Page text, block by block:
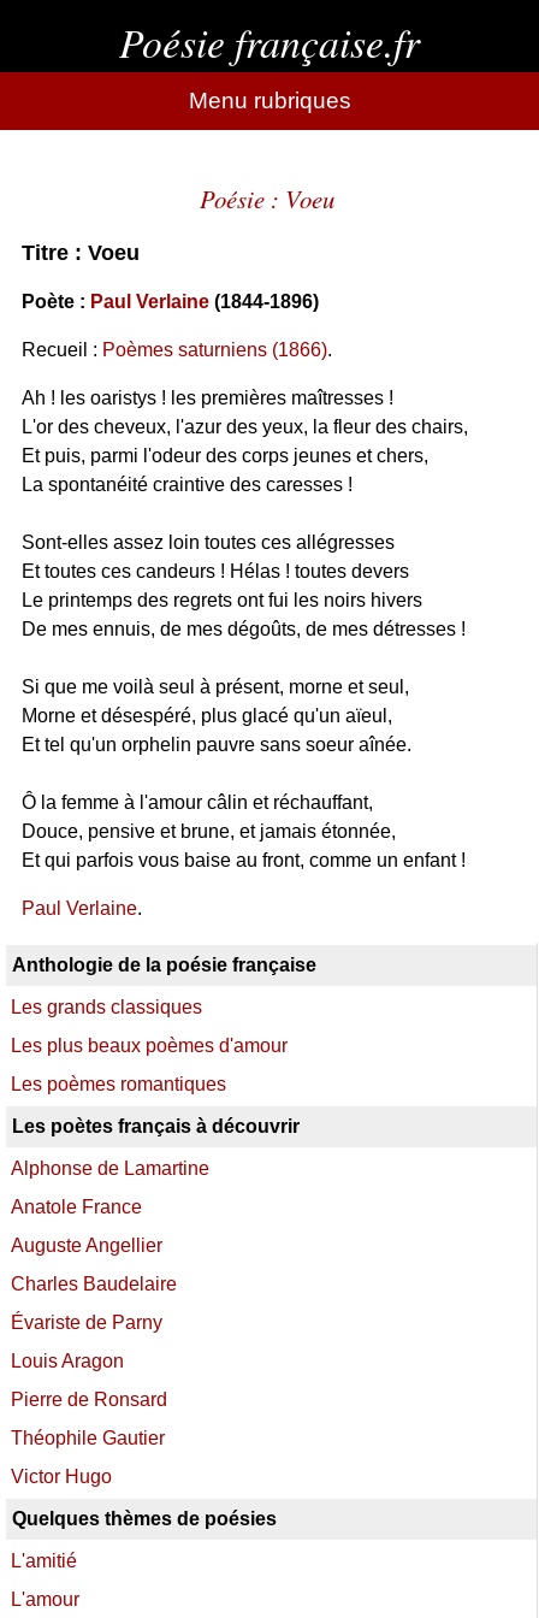
Poésie française.fr
Menu rubriques
Poésie : Voeu
Titre : Voeu
Poète : Paul Verlaine(1844-1896)
Recueil : Poèmes saturniens (1866).
Ah ! les oaristys ! les premières maîtresses !
L'or des cheveux, l'azur des yeux, la fleur des chairs,
Et puis, parmi l'odeur des corps jeunes et chers,
La spontanéité craintive des caresses !
Sont-elles assez loin toutes ces allégresses
Et toutes ces candeurs ! Hélas ! toutes devers
Le printemps des regrets ont fui les noirs hivers
De mes ennuis, de mes dégoûts, de mes détresses !
Si que me voilà seul à présent, morne et seul,
Morne et désespéré, plus glacé qu'un aïeul,
Et tel qu'un orphelin pauvre sans soeur aînée.
Ô la femme à l'amour câlin et réchauffant,
Douce, pensive et brune, et jamais étonnée,
Et qui parfois vous baise au front, comme un enfant !
Paul Verlaine.
Anthologie de la poésie française
Les grands classiques
Les plus beaux poèmes d'amour
Les poèmes romantiques
Les poètes français à découvrir
Alphonse de Lamartine
Anatole France
Auguste Angellier
Charles Baudelaire
Évariste de Parny
Louis Aragon
Pierre de Ronsard
Théophile Gautier
Victor Hugo
Quelques thèmes de poésies
L'amitié
L'amour